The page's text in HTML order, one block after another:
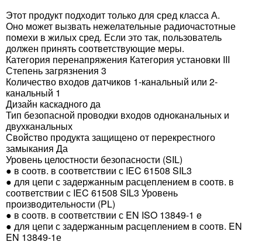
Этот продукт подходит только для сред класса А.
Оно может вызвать нежелательные радиочастотные
помехи в жилых сред. Если это так, пользователь
должен принять соответствующие меры.
Категория перенапряжения Категория установки III
Степень загрязнения 3
Количество входов датчиков 1-канальный или 2-
канальный 1
Дизайн каскадного да
Тип безопасной проводки входов одноканальных и
двухканальных
Свойство продукта защищено от перекрестного
замыкания Да
Уровень целостности безопасности (SIL)
● в соотв. в соответствии с IEC 61508 SIL3
● для цепи с задержанным расцеплением в соотв. в
соответствии с IEC 61508 SIL3 Уровень
производительности (PL)
● в соотв. в соответствии с EN ISO 13849-1 e
● для цепи с задержанным расцеплением в соотв. EN
EN 13849-1е